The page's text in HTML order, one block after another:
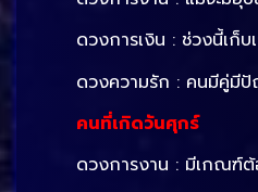
ดวงการเงิน : ช่วงนี้เก็บ
ดวงความรัก : คนมีคู่มีปั
คนที่เกิดวันศุกร์
ดวงการงาน : มีเกณฑ์ต้